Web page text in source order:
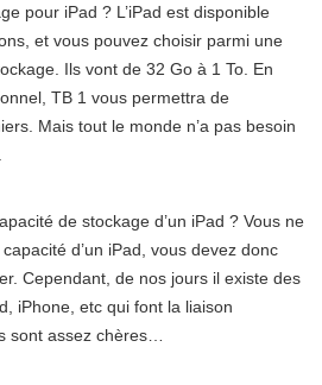
pour iPad ? L’iPad est disponible
et vous pouvez choisir parmi une
Ils vont de 32 Go à 1 To. En
TB 1 vous permettra de
Mais tout le monde n’a pas besoin
de stockage d’un iPad ? Vous ne
d’un iPad, vous devez donc
Cependant, de nos jours il existe des
iPhone, etc qui font la liaison
sont assez chères…